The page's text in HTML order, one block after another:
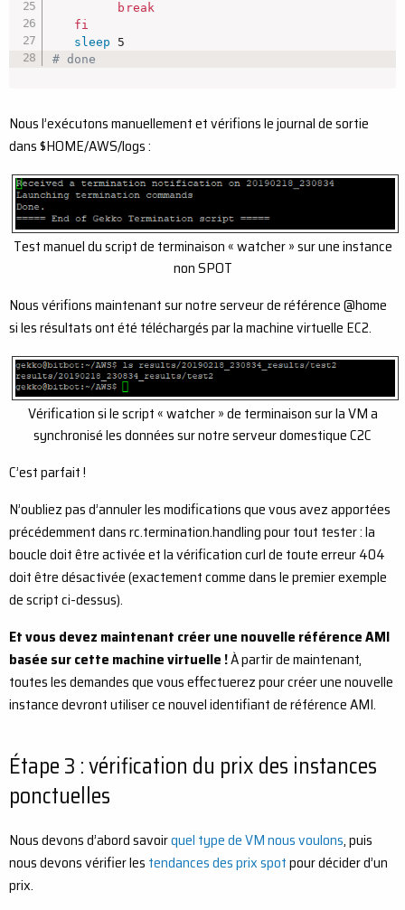
break
fi
sleep
# done
Nous l’exécutons manuellement et vérifions le journal de sortie
dans $HOME/AWS/logs :
Test manuel du script de terminaison « watcher » sur une instance
non SPOT
Nous vérifions maintenant sur notre serveur de référence @home
si les résultats ont été téléchargés par la machine virtuelle EC2.
Vérification si le script « watcher » de terminaison sur la VM a
synchronisé les données sur notre serveur domestique C2C
C’est parfait !
N’oubliez pas d’annuler les modifications que vous avez apportées
précédemment dans rc.termination.handling pour tout tester : la
boucle doit être activée et la vérification curl de toute erreur 404
doit être désactivée (exactement comme dans le premier exemple
de script ci-dessus).
Et vous devez maintenant créer une nouvelle référence AMI
basée sur cette machine virtuelle !À partir de maintenant,
toutes les demandes que vous effectuerez pour créer une nouvelle
instance devront utiliser ce nouvel identifiant de référence AMI.
Étape 3 : vérification du prix des instances
ponctuelles
Nous devons d’abord savoirquel type de VM nous voulons, puis
nous devons vérifier les tendances des prix spotpour décider d’un
prix.